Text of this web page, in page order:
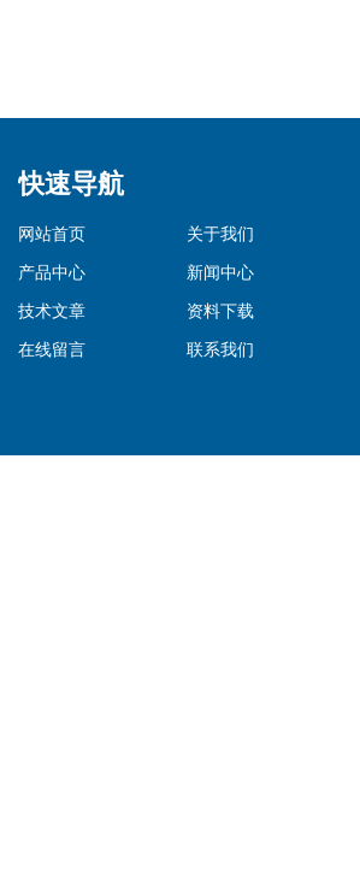
快速导航
网站首页
关于我们
产品中心
新闻中心
技术文章
资料下载
在线留言
联系我们